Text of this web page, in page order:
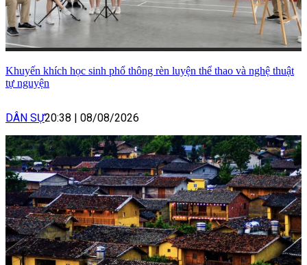
Khuyến khích học sinh phổ thông rèn luyện thể thao và nghệ thuật
tự nguyện
DÂN SỰ20:38 08/08/2026